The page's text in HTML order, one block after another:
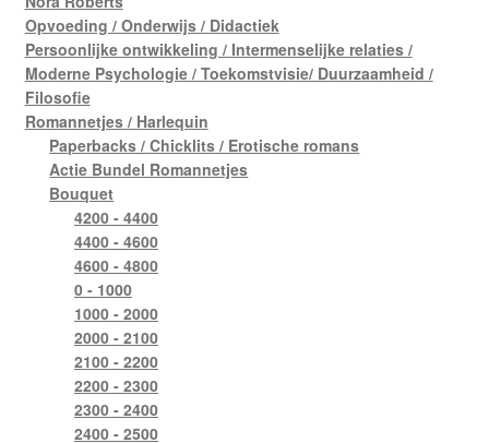
Opvoeding / Onderwijs / Didactiek
Persoonlijke ontwikkeling / Intermenselijke relaties /
Moderne Psychologie / Toekomstvisie/ Duurzaamheid /
Filosofie
Romannetjes / Harlequin
Paperbacks / Chicklits / Erotische romans
Actie Bundel Romannetjes
Bouquet
4200 - 4400
4400 - 4600
4600 - 4800
0 - 1000
1000 - 2000
2000 - 2100
2100 - 2200
2200 - 2300
2300 - 2400
2400 - 2500